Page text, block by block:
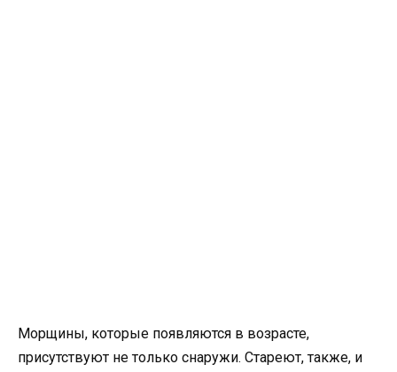
Морщины, которые появляются в возрасте,
присутствуют не только снаружи. Стареют, также, и